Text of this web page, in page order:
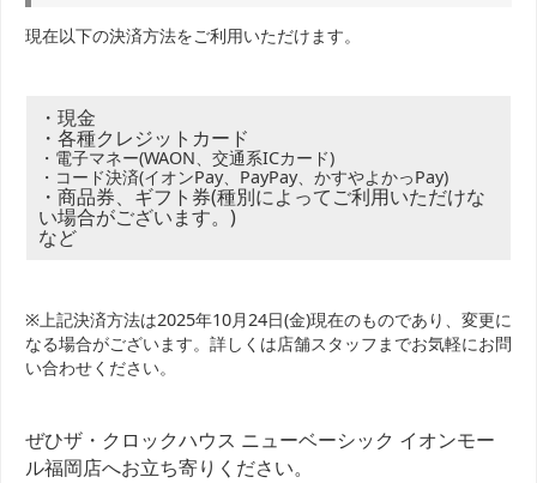
現在以下の決済方法をご利用いただけます。
・現金
・各種クレジットカード
・電子マネー(WAON、交通系ICカード)
・コード決済(イオンPay、PayPay、かすやよかっPay)
・商品券、ギフト券(種別によってご利用いただけな
い場合がございます。)
など
※上記決済方法は2025年10月24日(金)現在のものであり、変更に
なる場合がございます。詳しくは店舗スタッフまでお気軽にお問
い合わせください。
ぜひザ・クロックハウス ニューベーシック イオンモー
ル福岡店へお立ち寄りください。